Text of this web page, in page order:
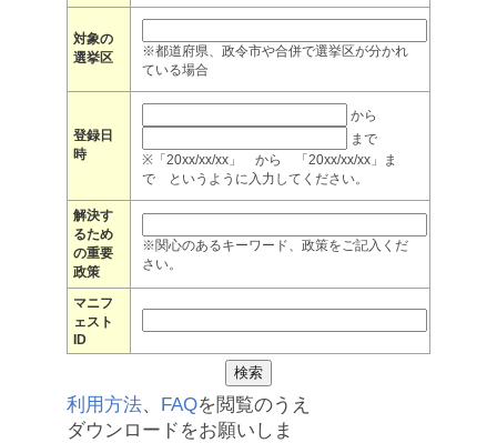
対象の
選挙区
※都道府県、政令市や合併で選挙区が分かれ
ている場合
登録日
時
から
まで
※「20xx/xx/xx」 から 「20xx/xx/xx」ま
で というように入力してください。
解決す
るため
の重要
政策
※関心のあるキーワード、政策をご記入くだ
さい。
マニフ
ェスト
ID
利用方法、 FAQを閲覧のうえ
ダウンロードをお願いしま